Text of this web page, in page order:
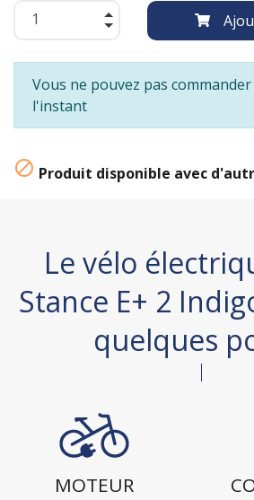
Vous ne pouvez pas
l'instant
 Produit disponible avec
Le vélo
Stance E+ 2
quelques
MOTEUR